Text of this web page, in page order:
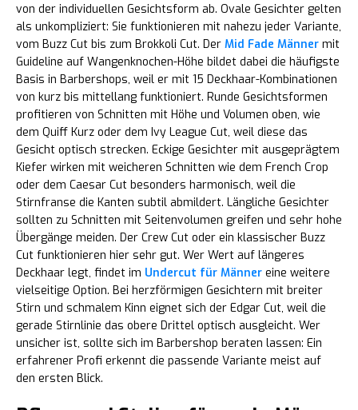
von der individuellen Gesichtsform ab. Ovale Gesichter gelten
als unkompliziert: Sie funktionieren mit nahezu jeder Variante,
vom Buzz Cut bis zum Brokkoli Cut. Der Mid Fade Männer mit
Guideline auf Wangenknochen-Höhe bildet dabei die häufigste
Basis in Barbershops, weil er mit 15 Deckhaar-Kombinationen
von kurz bis mittellang funktioniert. Runde Gesichtsformen
profitieren von Schnitten mit Höhe und Volumen oben, wie
dem Quiff Kurz oder dem Ivy League Cut, weil diese das
Gesicht optisch strecken. Eckige Gesichter mit ausgeprägtem
Kiefer wirken mit weicheren Schnitten wie dem French Crop
oder dem Caesar Cut besonders harmonisch, weil die
Stirnfranse die Kanten subtil abmildert. Längliche Gesichter
sollten zu Schnitten mit Seitenvolumen greifen und sehr hohe
Übergänge meiden. Der Crew Cut oder ein klassischer Buzz
Cut funktionieren hier sehr gut. Wer Wert auf längeres
Deckhaar legt, findet im Undercut für Männer eine weitere
vielseitige Option. Bei herzförmigen Gesichtern mit breiter
Stirn und schmalem Kinn eignet sich der Edgar Cut, weil die
gerade Stirnlinie das obere Drittel optisch ausgleicht. Wer
unsicher ist, sollte sich im Barbershop beraten lassen: Ein
erfahrener Profi erkennt die passende Variante meist auf
den ersten Blick.